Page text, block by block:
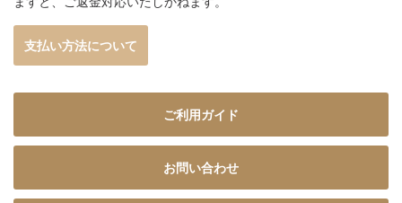
支払い方法について
ご利用ガイド
お問い合わせ